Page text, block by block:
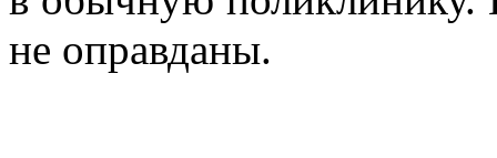
не оправданы.